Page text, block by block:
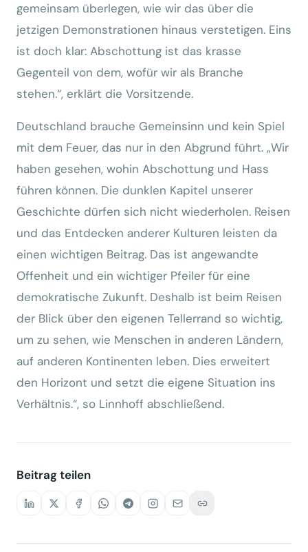
gemeinsam überlegen, wie wir das über die
jetzigen Demonstrationen hinaus verstetigen. Eins
ist doch klar: Abschottung ist das krasse
Gegenteil von dem, wofür wir als Branche
stehen.“, erklärt die Vorsitzende.
Deutschland brauche Gemeinsinn und kein Spiel
mit dem Feuer, das nur in den Abgrund führt. „Wir
haben gesehen, wohin Abschottung und Hass
führen können. Die dunklen Kapitel unserer
Geschichte dürfen sich nicht wiederholen. Reisen
und das Entdecken anderer Kulturen leisten da
einen wichtigen Beitrag. Das ist angewandte
Offenheit und ein wichtiger Pfeiler für eine
demokratische Zukunft. Deshalb ist beim Reisen
der Blick über den eigenen Tellerrand so wichtig,
um zu sehen, wie Menschen in anderen Ländern,
auf anderen Kontinenten leben. Dies erweitert
den Horizont und setzt die eigene Situation ins
Verhältnis.“, so Linnhoff abschließend.
Beitrag teilen